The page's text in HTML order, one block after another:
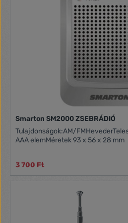
Smarton SM2000 ZSEBRÁDIÓ
Tulajdonságok:AM/
AAA elemMéretek 93 x 56 x 28 mm
3 700 Ft